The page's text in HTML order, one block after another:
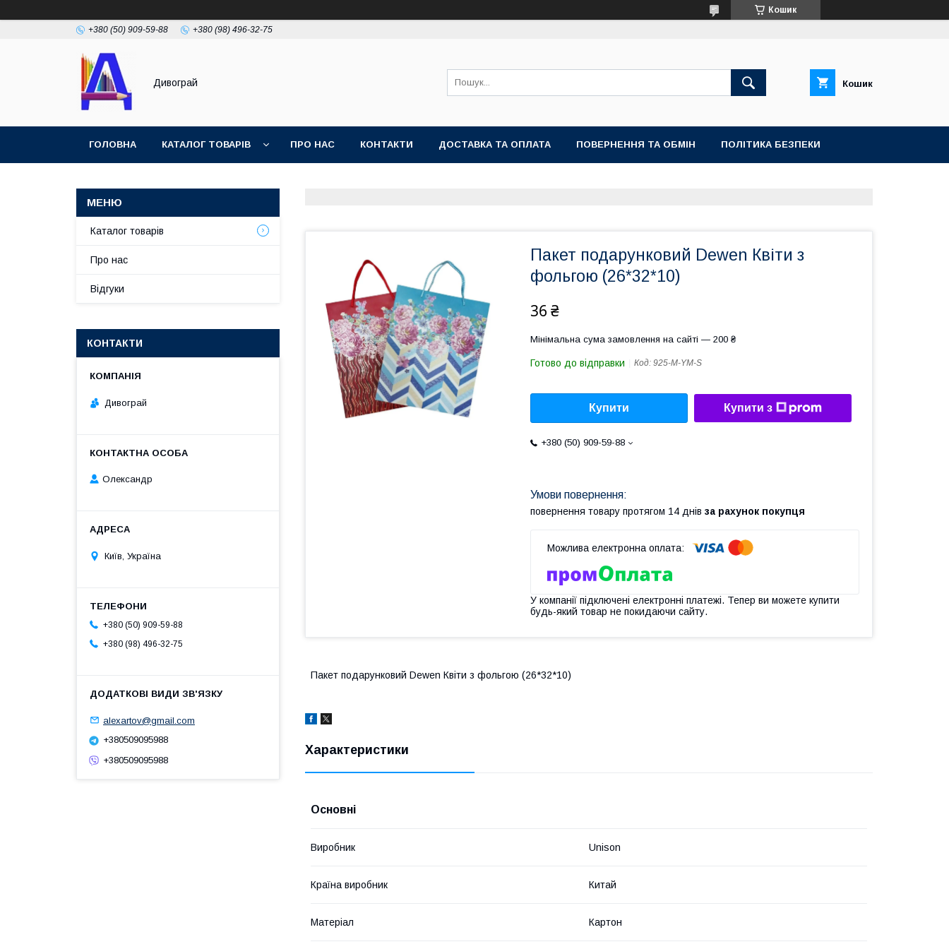
Кошик
+380 (50) 909-59-88 +380 (98) 496-32-75
Дивограй Кошик
ГОЛОВНА КАТАЛОГ ТОВАРІВ ПРО НАС КОНТАКТИ ДОСТАВКА ТА ОПЛАТА ПОВЕРНЕННЯ ТА ОБМІН ПОЛІТИКА БЕЗПЕКИ
Пакет подарунковий Dewen Квіти з
фольгою (26*32*10)
36 ₴
Мінімальна сума замовлення на сайті — 200 ₴
Готово до відправки Код: 925-M-YM-S
Купити Купити з
+380 (50) 909-59-88
повернення товару протягом 14 днів за рахунок покупця
У компанії підключені електронні платежі. Тепер ви можете купити
будь-який товар не покидаючи сайту.
Пакет подарунковий Dewen Квіти з фольгою (26*32*10)
Характеристики
Основні
Виробник Unison
Країна виробник Китай
Матеріал Картон
Каталог товарів
Про нас
Відгуки
КОНТАКТИ
Дивограй
Олександр
Київ, Україна
+380 (50) 909-59-88
+380 (98) 496-32-75
alexartov@gmail.com
+380509095988
+380509095988